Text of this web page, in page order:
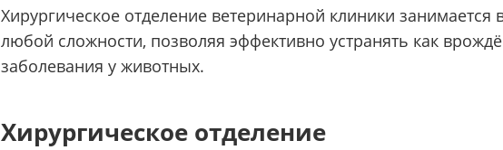
Хирургическое отделение ветеринарной клиники
любой сложности, позволяя эффективно устранять как
заболевания у животных.
Хирургическое отделение